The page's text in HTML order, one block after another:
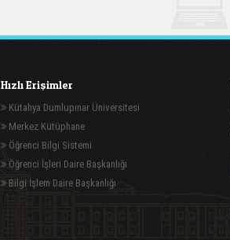
Hızlı Erişimler
Kütahya Dumlupınar Üniversitesi
Merkez Kütüphane
Öğrenci Bilgi Sistemi
Öğrenci İşleri Daire Başkanlığı
Bilgi İşlem Daire Başkanlığı